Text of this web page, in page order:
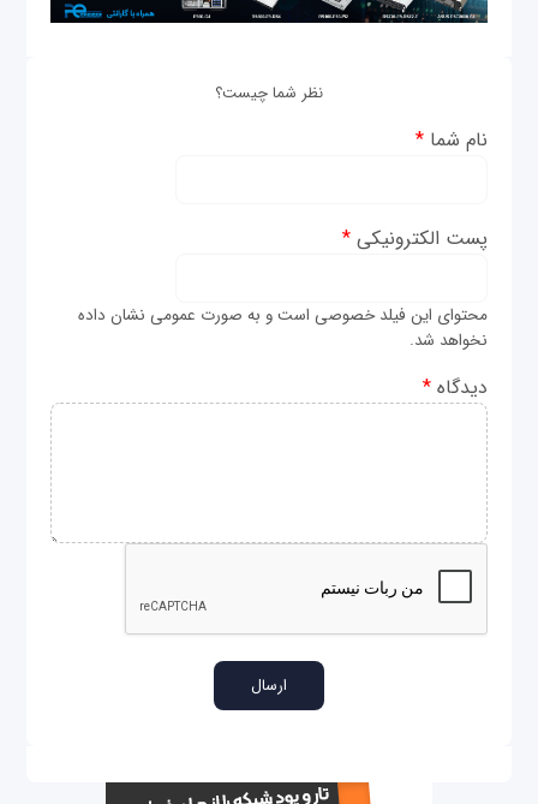
نظر شما چیست؟
نام شما*
پست الکترونیکی*
محتوای این فیلد خصوصی است و به صورت عمومی نشان داده
نخواهد شد.
دیدگاه*